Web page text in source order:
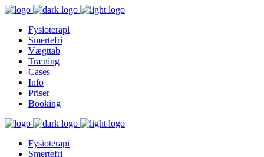
Fysioterapi
Smertefri
Vægttab
Træning
Cases
Info
Priser
Booking
Fysioterapi
Smertefri